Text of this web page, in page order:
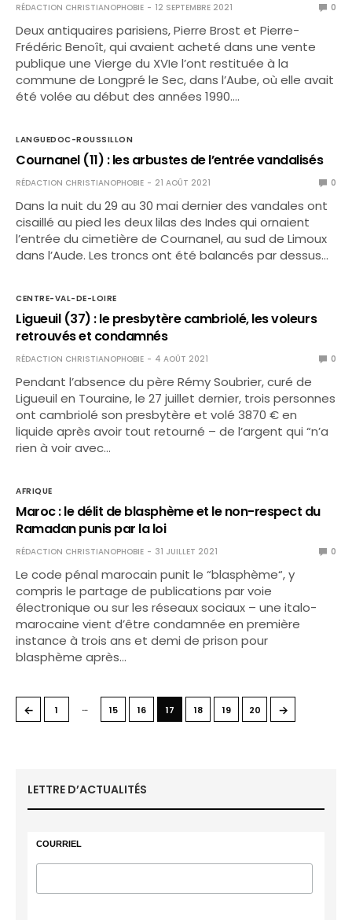
RÉDACTION CHRISTIANOPHOBIE 12 SEPTEMBRE 2021 0
Deux antiquaires parisiens, Pierre Brost et Pierre-
Frédéric Benoît, qui avaient acheté dans une vente
publique une Vierge du XVIe l’ont restituée à la
commune de Longpré le Sec, dans l’Aube, où elle avait
été volée au début des années 1990.…
LANGUEDOC-ROUSSILLON
Cournanel (11) : les arbustes de l’entrée vandalisés
RÉDACTION CHRISTIANOPHOBIE 21 AOÛT 2021 0
Dans la nuit du 29 au 30 mai dernier des vandales ont
cisaillé au pied les deux lilas des Indes qui ornaient
l’entrée du cimetière de Cournanel, au sud de Limoux
dans l’Aude. Les troncs ont été balancés par dessus…
CENTRE-VAL-DE-LOIRE
Ligueuil (37) : le presbytère cambriolé, les voleurs
retrouvés et condamnés
RÉDACTION CHRISTIANOPHOBIE 4 AOÛT 2021 0
Pendant l’absence du père Rémy Soubrier, curé de
Ligueuil en Touraine, le 27 juillet dernier, trois personnes
ont cambriolé son presbytère et volé 3870 € en
liquide après avoir tout retourné – de l’argent qui “n’a
rien à voir avec…
AFRIQUE
Maroc : le délit de blasphème et le non-respect du
Ramadan punis par la loi
RÉDACTION CHRISTIANOPHOBIE 31 JUILLET 2021 0
Le code pénal marocain punit le “blasphème“, y
compris le partage de publications par voie
électronique ou sur les réseaux sociaux – une italo-
marocaine vient d’être condamnée en première
instance à trois ans et demi de prison pour
blasphème après…
← 1 … 15 16 17 18 19 20 →
LETTRE D’ACTUALITÉS
COURRIEL